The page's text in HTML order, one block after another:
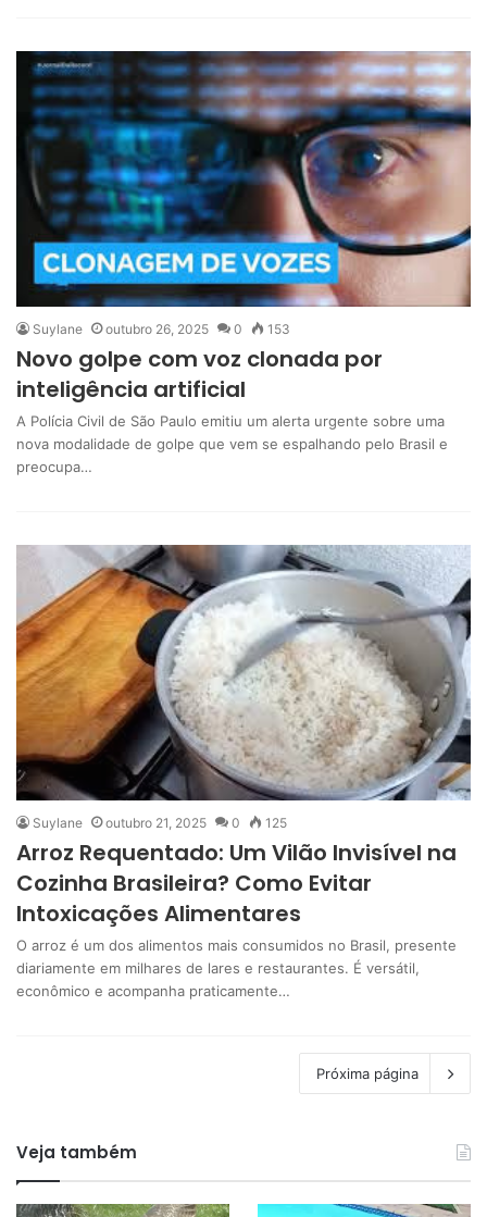
Suylane outubro 26, 2025 0 153
Novo golpe com voz clonada por
inteligência artificial
A Polícia Civil de São Paulo emitiu um alerta urgente sobre uma
nova modalidade de golpe que vem se espalhando pelo Brasil e
preocupa…
Suylane outubro 21, 2025 0 125
Arroz Requentado: Um Vilão Invisível na
Cozinha Brasileira? Como Evitar
Intoxicações Alimentares
O arroz é um dos alimentos mais consumidos no Brasil, presente
diariamente em milhares de lares e restaurantes. É versátil,
econômico e acompanha praticamente…
Próxima página
Veja também